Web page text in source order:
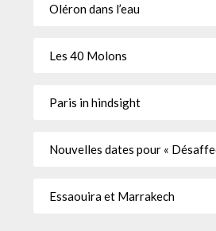
Oléron dans l’eau
Les 40 Molons
Paris in hindsight
Nouvelles dates pour «
Essaouira et Marrakech